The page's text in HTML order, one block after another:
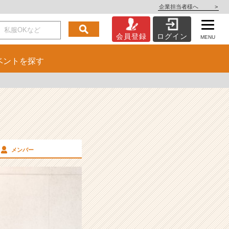
企業担当者様へ >
会員登録 ログイン MENU
ント を探す
メンバー